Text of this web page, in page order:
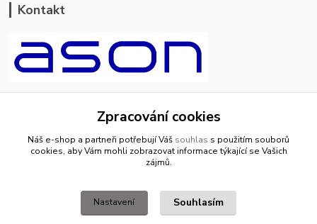
Kontakt
+420 799 500 769
pracovní dny 8-11hod.,13-15hod.
Zpracování cookies
Náš e-shop a partneři potřebují Váš souhlas s použitím souborů
cookies, aby Vám mohli zobrazovat informace týkající se Vašich
zájmů.
Nastavení Souhlasím